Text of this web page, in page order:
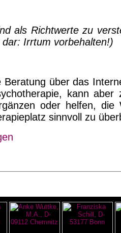
als Richtwerte zu
Irrtum vorbehalten!)
Beratung über das
kann aber
oder helfen, die
sinnvoll zu